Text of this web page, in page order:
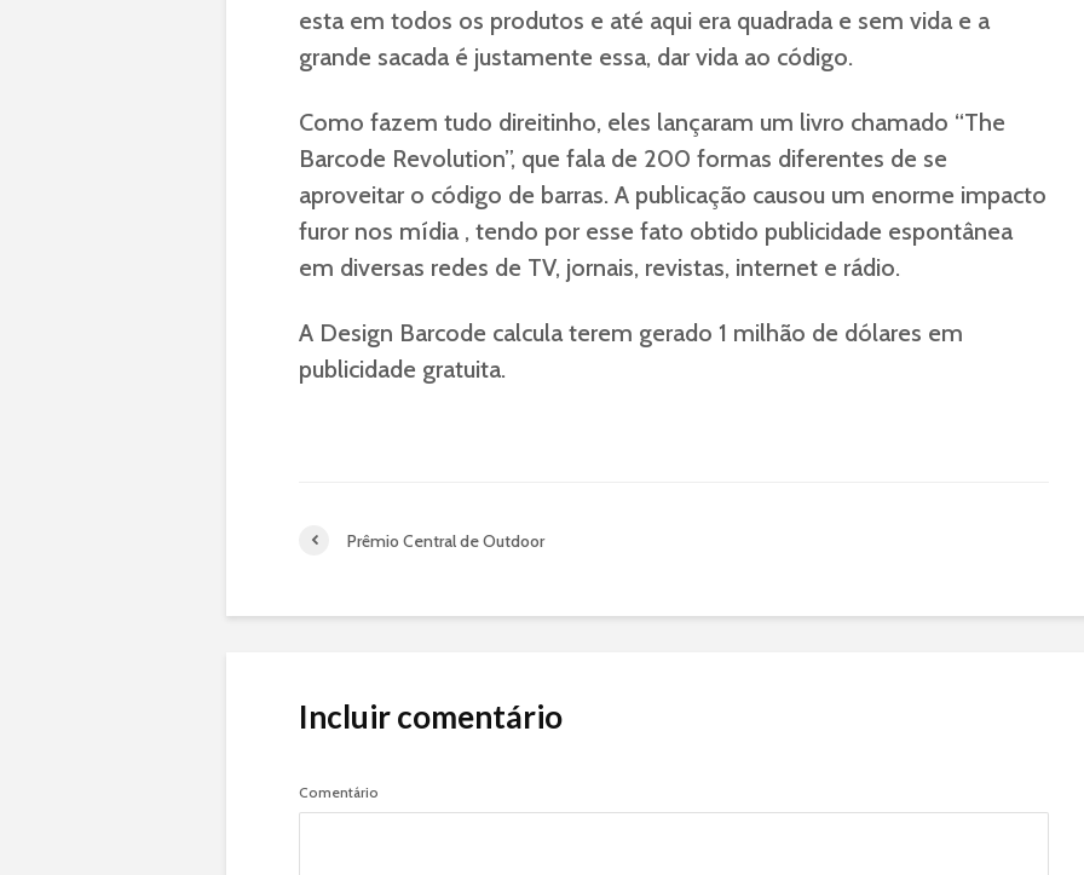
esta em todos os produtos e até aqui era quadrada e sem vida e a
grande sacada é justamente essa, dar vida ao código.
Como fazem tudo direitinho, eles lançaram um livro chamado “The
Barcode Revolution”, que fala de 200 formas diferentes de se
aproveitar o código de barras. A publicação causou um enorme impacto
furor nos mídia , tendo por esse fato obtido publicidade espontânea
em diversas redes de TV, jornais, revistas, internet e rádio.
A Design Barcode calcula terem gerado 1 milhão de dólares em
publicidade gratuita.
Prêmio Central de Outdoor
Incluir comentário
Comentário